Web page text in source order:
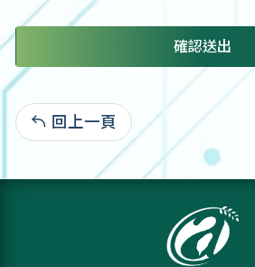
確認送出
回上一頁